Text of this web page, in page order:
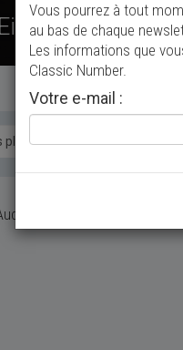
de collection
véhicule ne correspond
Vous pourrez à tout
au bas de chaque
Les informations que
Classic Number.
Votre e-mail :